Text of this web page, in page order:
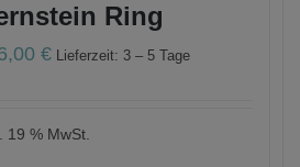
Ring
€ Lieferzeit: 3 – 5 Tage
19 % MwSt.